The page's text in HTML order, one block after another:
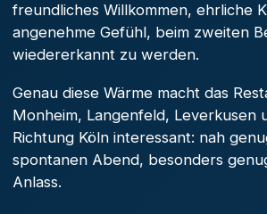
freundliches Willkommen, ehrliche
angenehme Gefühl, beim zweiten
wiedererkannt zu werden.
Genau diese Wärme macht das
Monheim, Langenfeld, Leverkusen
Richtung Köln interessant: nah
spontanen Abend, besonders
Anlass.